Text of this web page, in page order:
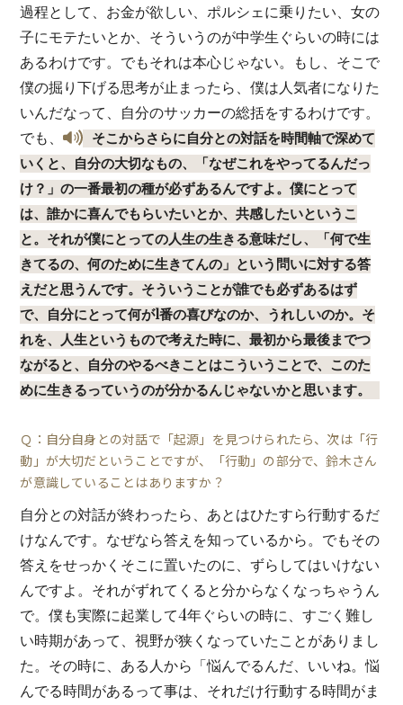
過程として、お金が欲しい、ポルシェに乗りたい、女の
子にモテたいとか、そういうのが中学生ぐらいの時には
あるわけです。でもそれは本心じゃない。もし、そこで
僕の掘り下げる思考が止まったら、僕は人気者になりた
いんだなって、自分のサッカーの総括をするわけです。
でも、
そこからさらに自分との対話を時間軸で深めて
いくと、自分の大切なもの、「なぜこれをやってるんだっ
け？」の一番最初の種が必ずあるんですよ。僕にとって
は、誰かに喜んでもらいたいとか、共感したいというこ
と。それが僕にとっての人生の生きる意味だし、「何で生
きてるの、何のために生きてんの」という問いに対する答
えだと思うんです。そういうことが誰でも必ずあるはず
で、自分にとって何が1番の喜びなのか、うれしいのか。そ
れを、人生というもので考えた時に、最初から最後までつ
ながると、自分のやるべきことはこういうことで、このた
めに生きるっていうのが分かるんじゃないかと思います。
Ｑ：自分自身との対話で「起源」を見つけられたら、次は「行
動」が大切だということですが、「行動」の部分で、鈴木さん
が意識していることはありますか？
自分との対話が終わったら、あとはひたすら行動するだ
けなんです。なぜなら答えを知っているから。でもその
答えをせっかくそこに置いたのに、ずらしてはいけない
んですよ。それがずれてくると分からなくなっちゃうん
で。僕も実際に起業して4年ぐらいの時に、すごく難し
い時期があって、視野が狭くなっていたことがありまし
た。その時に、ある人から「悩んでるんだ、いいね。悩
んでる時間があるって事は、それだけ行動する時間がま